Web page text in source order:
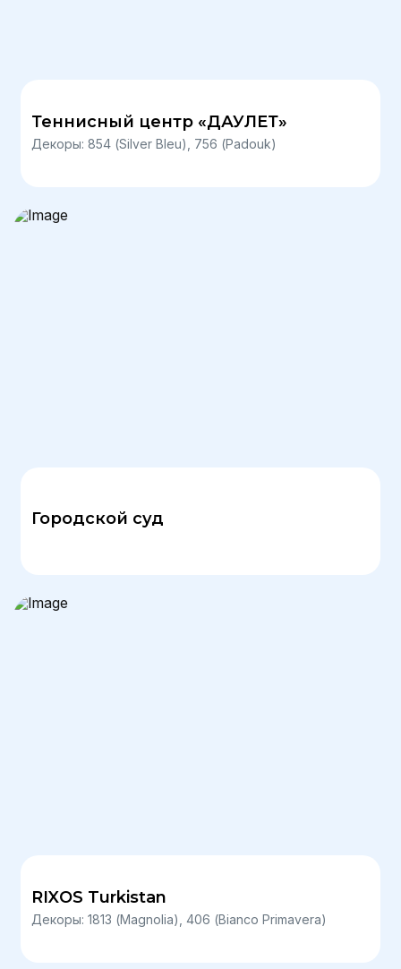
Теннисный центр «ДАУЛЕТ»
Декоры: 854 (Silver Bleu), 756 (Padouk)
Городской суд
RIXOS Turkistan
Декоры: 1813 (Magnolia), 406 (Bianco Primavera)